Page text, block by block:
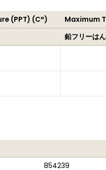
(PPT) (C°)
Maximum
鉛フリーは
854239